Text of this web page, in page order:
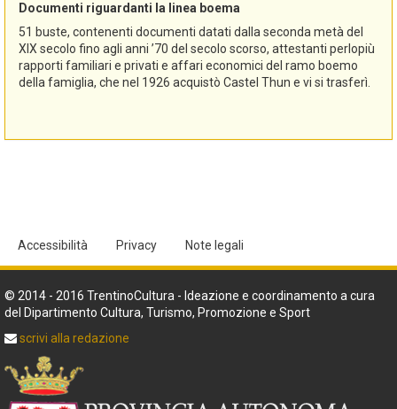
Documenti riguardanti la linea boema
51 buste, contenenti documenti datati dalla seconda metà del
XIX secolo fino agli anni ’70 del secolo scorso, attestanti perlopiù
rapporti familiari e privati e affari economici del ramo boemo
della famiglia, che nel 1926 acquistò Castel Thun e vi si trasferì.
Accessibilità Privacy Note legali
© 2014 - 2016 TrentinoCultura - Ideazione e coordinamento a cura
del Dipartimento Cultura, Turismo, Promozione e Sport
scrivi alla redazione